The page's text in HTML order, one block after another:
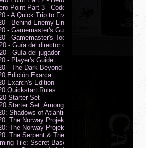
Point Part 3 - Code of Honour (PDF)
- A Quick Trip to France (PDF)
- Behind Enemy Lines
- Gamemaster's Guide
- Gamemaster's Toolkit
- Guía del director de juego
- Guía del jugador
- Player's Guide
- The Dark Beyond
Edición Exarca
Exarch's Edition
Quickstart Rules
Starter Set
Starter Set: Among the Wolves (PDF)
Shadows of Atlantis
The Norway Projekt
The Norway Projekt (PDF)
The Serpent & The Sands
Tile: Sscret Base & Icy Ruins